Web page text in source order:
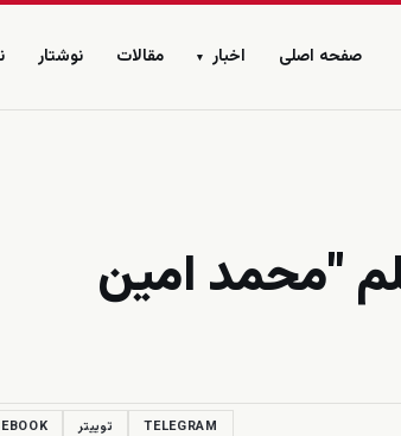
صفحه اصلی اخبار ▾ مقالات نوشتار
"محمد امین
TELEGRAM توییتر